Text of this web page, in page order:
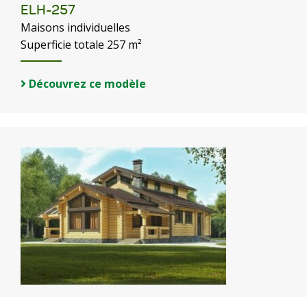
ELH-257
Maisons individuelles
Superficie totale 257 m²
Découvrez ce modèle